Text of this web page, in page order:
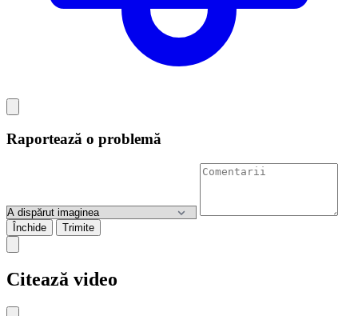
Raportează o problemă
Închide Trimite
Citează video